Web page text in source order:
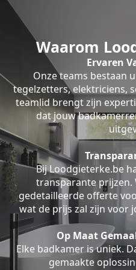
Waarom
Ervaren
Onze teams bestaan
tegelzetters, elektriciens,
teamlid brengt zijn
dat jouw
Bij Loodgieterke.be
transparante prijzen.
gedetailleerde offerte
wat de prijs zal zijn voor
Op Maat
Elke badkamer is uniek.
gemaakte